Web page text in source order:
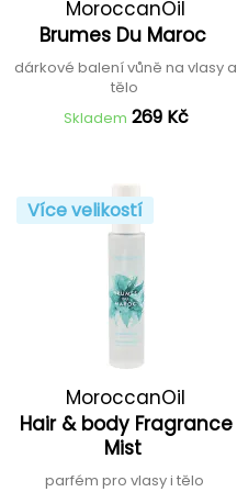
MoroccanOil
Brumes Du Maroc
dárkové balení vůně na vlasy a
tělo
Skladem 269 Kč
Více velikostí
MoroccanOil
Hair & body Fragrance
Mist
parfém pro vlasy i tělo